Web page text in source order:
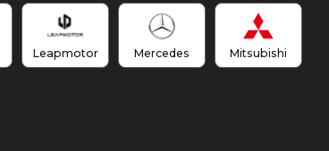
Leapmotor Mercedes Mitsubishi